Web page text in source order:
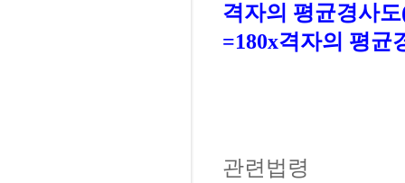
격자의 평균경사도
=180x격자의 평균
관련법령